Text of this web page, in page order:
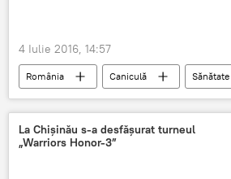
4 Iulie 2016, 14:57
România Caniculă
Sănătate
Fructe
Legume
sfaturi
Alimente
vară
Hidratare
Vitamine
La Chișinău s-a desfășurat turneul
„Warriors Honor-3”